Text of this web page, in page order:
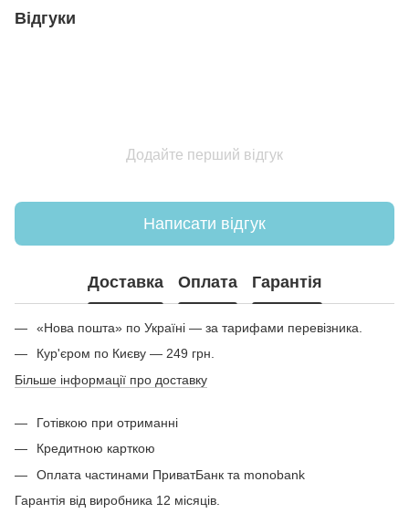
Відгуки
Додайте перший відгук
Написати відгук
Доставка Оплата Гарантія
«Нова пошта» по Україні — за тарифами перевізника.
Кур'єром по Києву — 249 грн.
Більше інформації про доставку
Готівкою при отриманні
Кредитною карткою
Оплата частинами ПриватБанк та monobank
Гарантія від виробника 12 місяців.